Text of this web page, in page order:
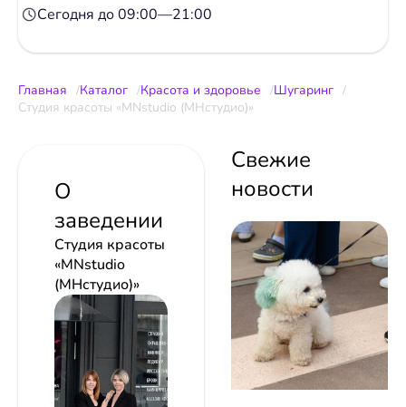
Сегодня до 09:00—21:00
Главная Каталог Красота и здоровье
Шугаринг
Студия красоты «MNstudio (МНстудио)»
О
заведении
Студия красоты
«MNstudio
(МНстудио)»
Свежие
новости